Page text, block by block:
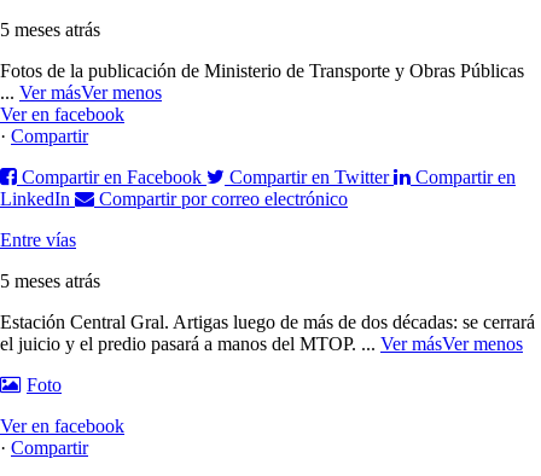
5 meses atrás
Fotos de la publicación de Ministerio de Transporte y Obras Públicas
... Ver másVer menos
Ver en facebook
· Compartir
Compartir en Facebook
Compartir en Twitter
Compartir en
LinkedIn
Compartir por correo electrónico
Entre vías
5 meses atrás
Estación Central Gral. Artigas luego de más de dos décadas: se cerrará
el juicio y el predio pasará a manos del MTOP. ... Ver másVer menos
Foto
Ver en facebook
· Compartir